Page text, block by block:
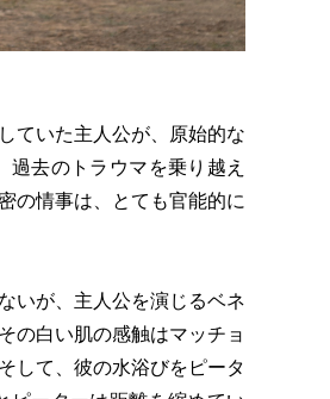
ていた主人公が、原始的な
去のトラウマを乗り越え
の情事は、とても官能的に
いが、主人公を演じるベネ
の白い肌の感触はマッチョ
して、彼の水浴びをピータ